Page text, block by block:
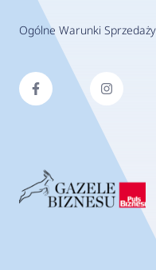
Ogólne Warunki